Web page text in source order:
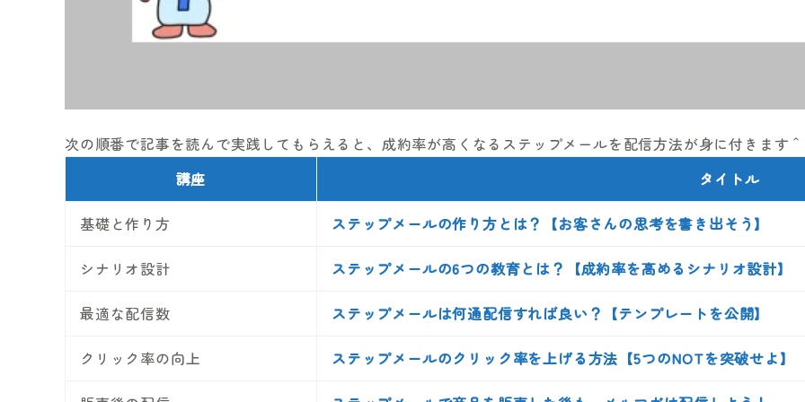
次の順番で記事を読んで実践してもらえると、成約率が高くなるステップメールを配信方法が身に付きます
講座
タイトル
基礎と作り方 ステップメールの作り方とは？【お客さんの思考を書き出そう】
シナリオ設計 ステップメールの6つの教育とは？【成約率を高めるシナリオ設計】
最適な配信数 ステップメールは何通配信すれば良い？【テンプレートを公開】
クリック率の向上 ステップメールのクリック率を上げる方法【5つのNOTを突破せよ】